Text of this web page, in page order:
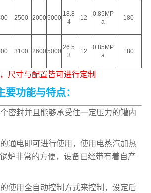
2500 20005000
18.8
4
12
0.85MP
a
180
3100 26005000
26.5
3
12
0.85MP
a
180
尺寸与配置皆可进行定制
要功能与特点：
密封并且能够承受住一定压力的罐内
通电即可进行使用，使用电蒸汽加热
炉非常的方便，设备已经带有着自产
使用全自动控制方式来控制，设定后